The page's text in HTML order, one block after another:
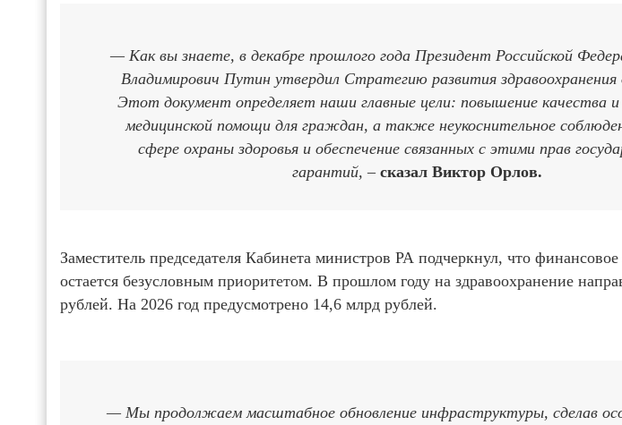
— Как вы знаете, в декабре прошлого года Президент Российской
Владимирович Путин утвердил Стратегию развития здравоохранения
Этот документ определяет наши главные цели: повышение качества
медицинской помощи для граждан, а также неукоснительное
сфере охраны здоровья и обеспечение связанных с этими прав
гарантий, – сказал Виктор Орлов.
Заместитель председателя Кабинета министров РА подчеркнул, что финансовое
остается безусловным приоритетом. В прошлом году на здравоохранение
рублей. На 2026 год предусмотрено 14,6 млрд рублей.
— Мы продолжаем масштабное обновление инфраструктуры, сделав